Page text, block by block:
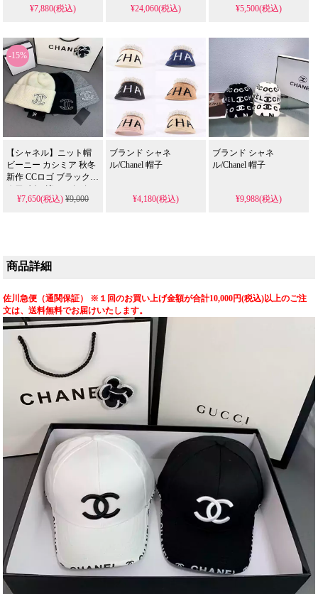
¥7,880(税込) ¥24,060(税込) ¥5,500(税込)
-15%
【シャネル】ニット帽
ビーニー カシミア 秋冬
新作 CCロゴ ブラック
ホワイト グレー カジュ
アル アウトドア 高品質
¥7,650(税込)¥9,000
ブランド シャネ
ル/Chanel 帽子
¥4,180(税込)
ブランド シャネ
ル/Chanel 帽子
¥9,988(税込)
商品詳細
佐川急便（通関保証） ※１回のお買い上げ金額が合計10,000円(税込)以上のご注
文は、送料無料でお届けいたします。